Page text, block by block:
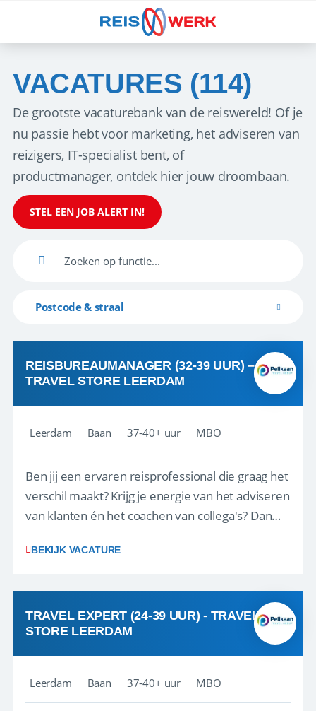
VACATURES (114)
De grootste vacaturebank van de reiswereld! Of je
nu passie hebt voor marketing, het adviseren van
reizigers, IT-specialist bent, of
productmanager, ontdek hier jouw droombaan.
STEL EEN JOB ALERT IN!
Postcode & straal
REISBUREAUMANAGER (32-39 UUR) –
TRAVEL STORE LEERDAM
Leerdam Baan 37-40+ uur MBO
Ben jij een ervaren reisprofessional die graag het
verschil maakt? Krijg je energie van het adviseren
van klanten én het coachen van collega's? Dan
(onderdeel van Pelikaan Travel Group) zoeken
team het reisbureau verder...
BEKIJK VACATURE
TRAVEL EXPERT (24-39 UUR) - TRAVEL
STORE LEERDAM
Leerdam Baan 37-40+ uur MBO